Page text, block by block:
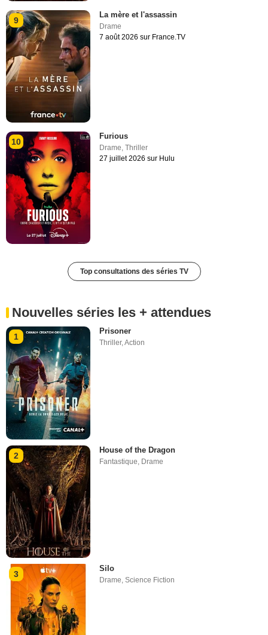
9
La mère et l'assassin
Drame
7 août 2026 sur France.TV
10
Furious
Drame,Thriller
27 juillet 2026 sur Hulu
Top consultations des séries TV
Nouvelles séries les + attendues
1
Prisoner
Thriller,Action
2
House of the Dragon
Fantastique Drame
3
Silo
Drame,Science Fiction